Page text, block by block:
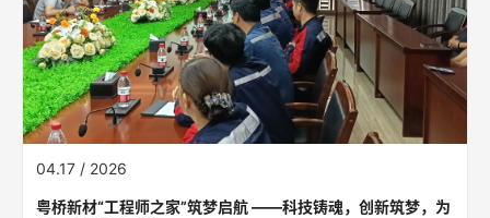
04.17 / 2026
粤桥新材“工程师之家”筑梦启航 ——科技铸魂，创新筑梦，为